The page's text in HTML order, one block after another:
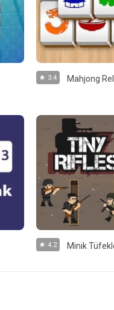
3.4 Mahjong
4.2 Minik